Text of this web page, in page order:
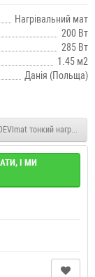
Нагрівальний мат
200 Вт
285 Вт
1.45 м2
Данія (Польща)
Вт 2.1 м2тонкий
І МИ